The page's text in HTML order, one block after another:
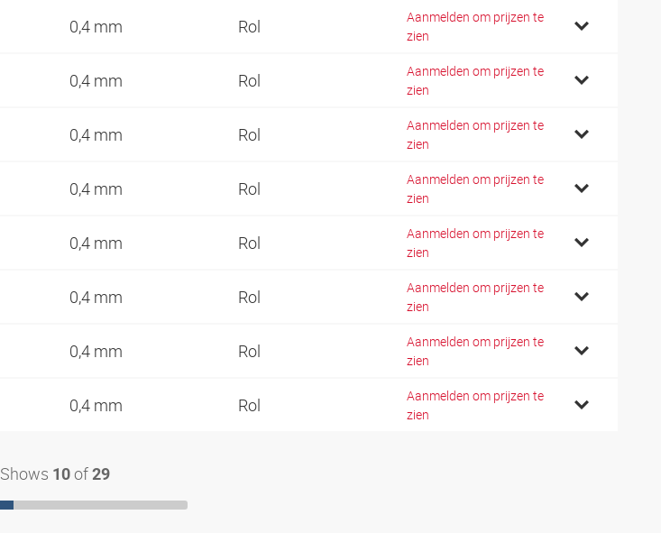
0,4 mm Rol
Aanmelden om prijzen te
zien
0,4 mm Rol
Aanmelden om prijzen te
zien
0,4 mm Rol
Aanmelden om prijzen te
zien
0,4 mm Rol
Aanmelden om prijzen te
zien
0,4 mm Rol
Aanmelden om prijzen te
zien
0,4 mm Rol
Aanmelden om prijzen te
zien
0,4 mm Rol
Aanmelden om prijzen te
zien
0,4 mm Rol
Aanmelden om prijzen te
zien
Shows 10 of 29